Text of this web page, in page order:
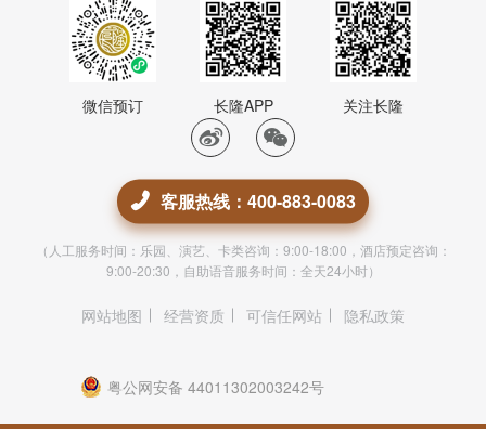
微信预订 长隆APP 关注长隆
客服热线：400-883-0083
（人工服务时间：乐园、演艺、卡类咨询：9:00-18:00，酒店预定咨询：
9:00-20:30，自助语音服务时间：全天24小时）
网站地图 经营资质 可信任网站 隐私政策
粤公网安备 44011302003242号